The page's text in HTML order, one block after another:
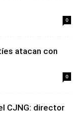
0
atacan con
0
CJNG: director